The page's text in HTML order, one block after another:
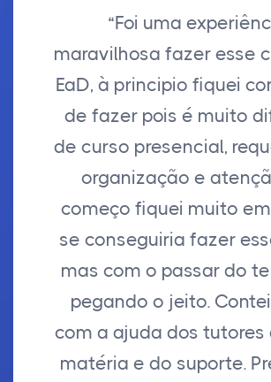
“Foi uma
maravilhosa fazer esse
EaD, à principio fiquei
de fazer pois é muito
de curso presencial,
organização e
começo fiquei muito
se conseguiria fazer
mas com o passar do
pegando o jeito.
com a ajuda dos tutores
matéria e do suporte.